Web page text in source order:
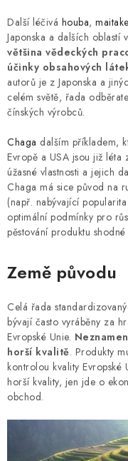
Další léčivá houba, maitake
Japonska a dalších oblastí
většina vědeckých
účinky obsahových
autorů je z Japonska a
celém světě, řada
čínských výrobců.
Chaga dalším příkladem,
Evropě a USA jsou již léta
úžasné vlastnosti a jejich
Chaga má sice původ na
(např. nabývající
optimální podmínky pro
pěstování produktu
Země původu
Celá řada
bývají často vyráběny za
Evropské Unie.
horší kvalitě. Produkty
kontrolou kvality Evropské
horší kvality, jen jde o
obchod.